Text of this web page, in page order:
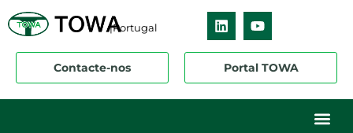
|Portugal
Contacte-nos Portal TOWA